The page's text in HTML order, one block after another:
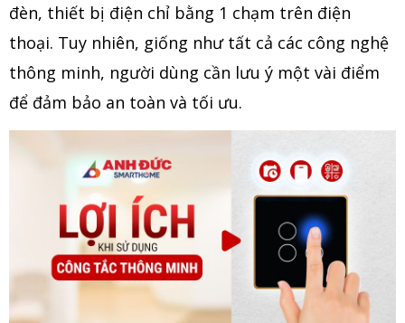
đèn, thiết bị điện chỉ bằng 1 chạm trên điện
thoại. Tuy nhiên, giống như tất cả các công nghệ
thông minh, người dùng cần lưu ý một vài điểm
để đảm bảo an toàn và tối ưu.